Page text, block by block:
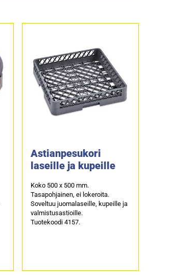
Astianpesukori
laseille ja kupeille
Koko 500 x 500 mm.
Tasapohjainen, ei lokeroita.
Soveltuu juomalaseille, kupeille ja
valmistusastioille.
Tuotekoodi 4157.